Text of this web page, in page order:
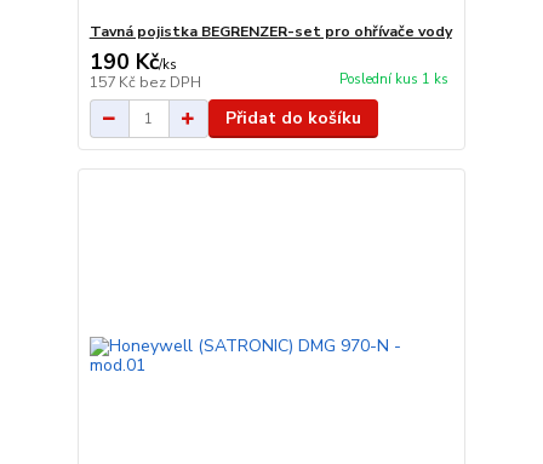
Tavná pojistka BEGRENZER-set pro ohřívače vody
190 Kč/ks
157 Kč bez DPH Poslední kus 1 ks
Přidat do košíku